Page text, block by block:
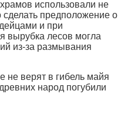
использовали не
предположение о
и при
вырубка лесов могла
из-за размывания
не верят в гибель майя
народ погубили